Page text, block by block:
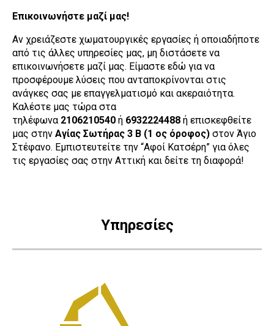
Επικοινωνήστε μαζί μας!
Αν χρειάζεστε χωματουργικές εργασίες ή οποιαδήποτε
από τις άλλες υπηρεσίες μας, μη διστάσετε να
επικοινωνήσετε μαζί μας. Είμαστε εδώ για να
προσφέρουμε λύσεις που ανταποκρίνονται στις
ανάγκες σας με επαγγελματισμό και ακεραιότητα.
Καλέστε μας τώρα στα
τηλέφωνα 2106210540 ή 6932224488 ή επισκεφθείτε
μας στην Αγίας Σωτήρας 3 Β (1 ος όροφος) στον Άγιο
Στέφανο. Εμπιστευτείτε την “Αφοί Κατσέρη” για όλες
τις εργασίες σας στην Αττική και δείτε τη διαφορά!
Υπηρεσίες